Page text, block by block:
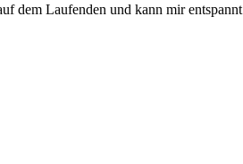
Laufenden und kann mir